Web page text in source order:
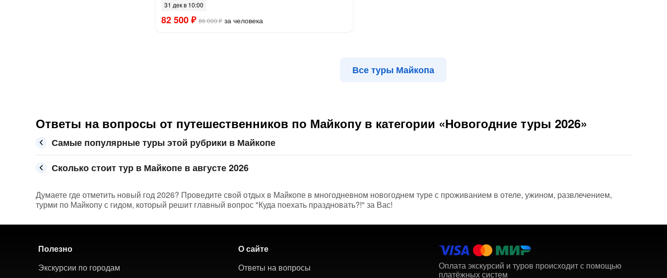
31 дек в 10:00
82 500 ₽ 86 000 ₽ за человека
Все туры Майкопа
Ответы на вопросы от путешественников по Майкопу в категории «Новогодние туры 2026»
Самые популярные туры этой рубрики в Майкопе
Сколько стоит тур в Майкопе в августе 2026
Думаете где отметить новый год 2026? Проведите свой отдых в Майкопе в многодневном новогоднем туре с проживанием в отеле, ужином, развлечением,
турми по Майкопу с гидом, который решит главный вопрос "Куда поехать праздновать?!" за Вас!
Полезно
Экскурсии по городам
О сайте
Ответы на вопросы
Оплата экскурсий и туров происходит с помощью
платёжных систем